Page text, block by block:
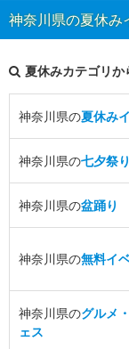
神奈川県の夏休み
夏休みカテゴリか
神奈川県の夏休み
神奈川県の七夕祭り
神奈川県の盆踊り
神奈川県の無料イ
神奈川県のグルメ
ェス